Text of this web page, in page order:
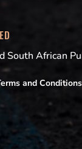
South African
and Conditions